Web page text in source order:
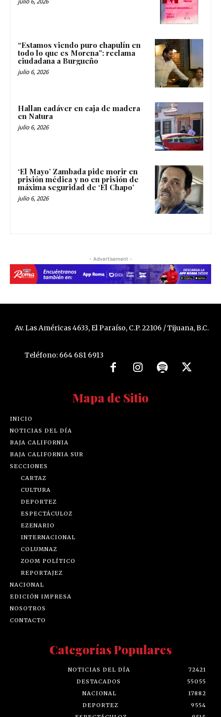
“Estamos viendo puro chapulín en
todo lo que es Morena”: reclama
ciudadana a Burgueño
julio 6, 2026
Hallan cadáver en caja de madera
en Natura
julio 6, 2026
‘El Mayo’ Zambada pide morir en
prisión médica y no en prisión de
máxima seguridad de ‘El Chapo’
julio 6, 2026
- Advertisement -
Av. Las Américas 4633, El Paraíso, C.P. 22106 / Tijuana, B.C.
Teléfono: 664 681 6913
Mapa de Sitio
INICIO
NOTICIAS DEL DÍA
BAJA CALIFORNIA
BAJA CALIFORNIA SUR
SECCIONES
CARTAZ
CULTURA
DEPORTEZ
ESPECTÁCULOZ
EZENARIO
INTERNACIONAL
COLUMNAZ
ZOOM POLÍTICO
REPORTAJEZ
NACIONAL
EDICIÓN IMPRESA
NOSOTROS
CONTACTO
Categorías Populares
NOTICIAS DEL DÍA
72421
DESTACADOS
55055
NACIONAL
17882
DEPORTEZ
9554